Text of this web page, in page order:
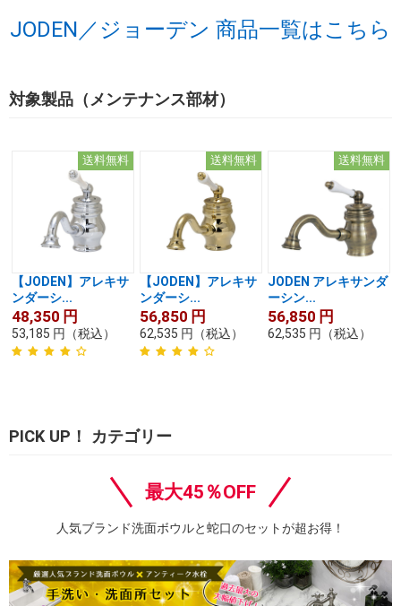
JODEN／ジョーデン 商品一覧はこちら
対象製品（メンテナンス部材）
送料無料
【JODEN】アレキサ
ンダーシ...
48,350 円
53,185 円 （税込）
送料無料
【JODEN】アレキサ
ンダーシ...
56,850 円
62,535 円 （税込）
送料無料
JODEN アレキサンダ
ーシン...
56,850 円
62,535 円 （税込）
PICK UP！ カテゴリー
最大45％OFF
人気ブランド洗面ボウルと蛇口のセットが超お得！